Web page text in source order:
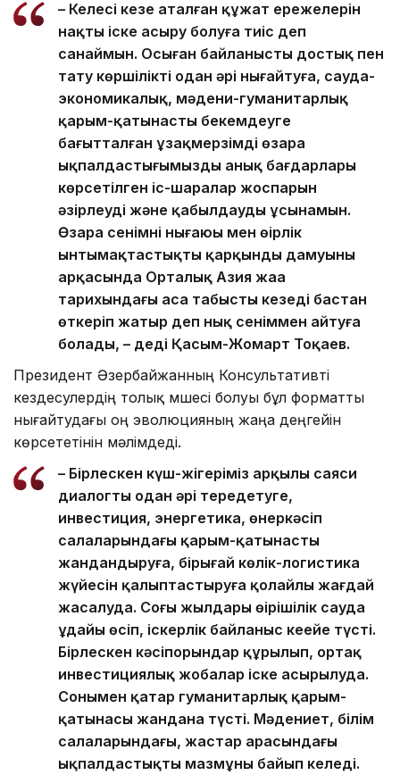
– Келесі кезең аталған құжат ережелерін
нақты іске асыру болуға тиіс деп
санаймын. Осыған байланысты достық пен
тату көршілікті одан әрі нығайтуға, сауда-
экономикалық, мәдени-гуманитарлық
қарым-қатынасты бекемдеуге
бағытталған ұзақмерзімді өзара
ықпалдастығымыздың анық бағдарлары
көрсетілген іс-шаралар жоспарын
әзірлеуді және қабылдауды ұсынамын.
Өзара сенімнің нығаюы мен өңірлік
ынтымақтастықтың қарқынды дамуының
арқасында Орталық Азия жаңа
тарихындағы аса табысты кезеңді бастан
өткеріп жатыр деп нық сеніммен айтуға
болады, – деді Қасым-Жомарт Тоқаев.
Президент Әзербайжанның Консультативті
кездесулердің толық мүшесі болуы бұл форматты
нығайтудағы оң эволюцияның жаңа деңгейін
көрсететінін мәлімдеді.
– Бірлескен күш-жігеріміз арқылы саяси
диалогты одан әрі тереңдетуге,
инвестиция, энергетика, өнеркәсіп
салаларындағы қарым-қатынасты
жандандыруға, бірыңғай көлік-логистика
жүйесін қалыптастыруға қолайлы жағдай
жасалуда. Соңғы жылдары өңірішілік сауда
ұдайы өсіп, іскерлік байланыс кеңейе түсті.
Бірлескен кәсіпорындар құрылып, ортақ
инвестициялық жобалар іске асырылуда.
Сонымен қатар гуманитарлық қарым-
қатынасы жандана түсті. Мәдениет, білім
салаларындағы, жастар арасындағы
ықпалдастықтың мазмұны байып келеді.